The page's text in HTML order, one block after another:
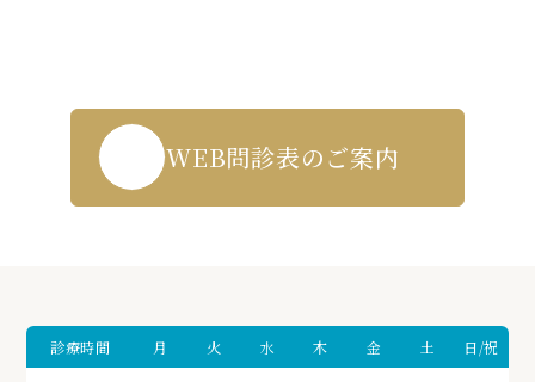
WEB問診表のご案内
診療時間 月 火 水 木 金 土 日/祝